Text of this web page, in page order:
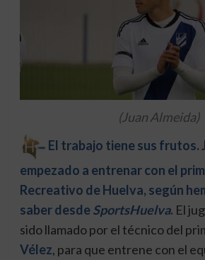
(Juan Almeida)
El trabajo tiene sus frutos.
empezado a entrenar con el
Recreativo de Huelva, según
saber desdeSportsHuelva. El
sido llamado por el técnico del
Vélez, para que entrene con el